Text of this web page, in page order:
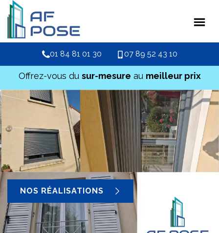
01 84 81 01 30 07 89 52 43 10
Offrez-vous du sur-mesure au meilleur prix
NOS RÉALISATIONS